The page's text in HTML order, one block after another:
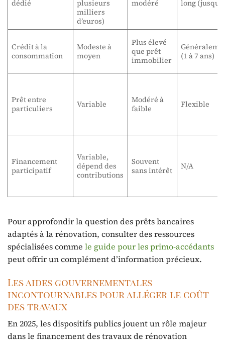
dédié
plusieurs
milliers
d’euros)
modéré
long
Crédit à la
consommation
Modeste à
moyen
Plus élevé
que prêt
immobilier
(1 à 7 ans)
Prêt entre
particuliers
Variable
Modéré à
faible
Flexible
Financement
participatif
Variable,
dépend des
contributions
Souvent
sans intérêt
N/A
Pour approfondir la question des prêts bancaires
adaptés à la rénovation, consulter des ressources
spécialisées comme le guide pour les primo-accédants
peut offrir un complément d’information précieux.
Les aides gouvernementales
incontournables pour alléger le coût
des travaux
En 2025, les dispositifs publics jouent un rôle majeur
dans le financement des travaux de rénovation